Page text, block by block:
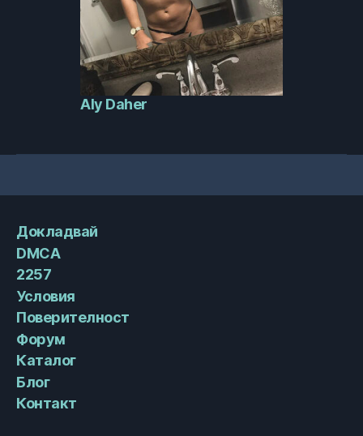
Aly Daher
Докладвай
DMCA
2257
Условия
Поверителност
Форум
Каталог
Блог
Контакт